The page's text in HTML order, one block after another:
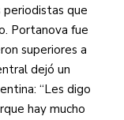
2022
periodistas que
Portanova fue
superiores a
dejó un
“Les digo
hay mucho